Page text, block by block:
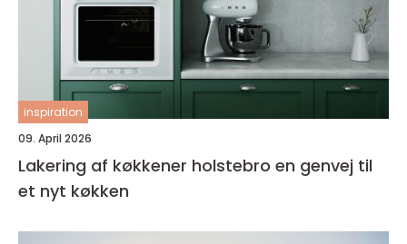
inspiration
09. April 2026
Lakering af køkkener holstebro en genvej til
et nyt køkken